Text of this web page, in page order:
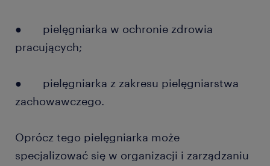
● pielęgniarka w ochronie zdrowia
pracujących;
● pielęgniarka z zakresu pielęgniarstwa
zachowawczego.
Oprócz tego pielęgniarka może
specjalizować się w organizacji i zarządzaniu